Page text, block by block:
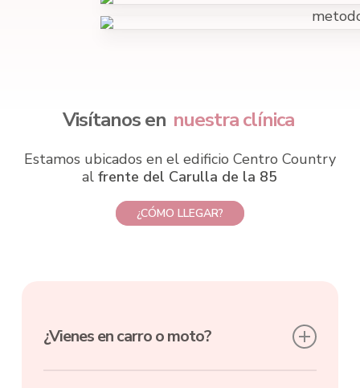
Visítanos en nuestra clínica
Estamos ubicados en el edificio Centro Country
alfrente del Carulla de la 85
¿CÓMO LLEGAR?
¿Vienes en carro o moto?